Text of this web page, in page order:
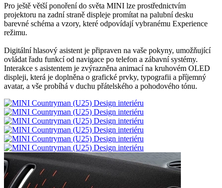
Pro ještě větší ponoření do světa MINI lze prostřednictvím
projektoru na zadní straně displeje promítat na palubní desku
barevné schéma a vzory, které odpovídají vybranému Experience
režimu.
Digitální hlasový asistent je připraven na vaše pokyny, umožňující
ovládat řadu funkcí od navigace po telefon a zábavní systémy.
Interakce s asistentem je zvýrazněna animací na kruhovém OLED
displeji, která je doplněna o grafické prvky, typografii a příjemný
avatar, a vše probíhá v duchu přátelského a pohodového tónu.